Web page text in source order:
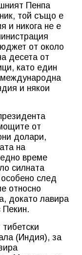
Пенпа
той също е
и никога не е
от около
десета от
като един
и някои
от
долари,
на
време
силната
след
относно
докато лавира
Пекин.
(Индия), за